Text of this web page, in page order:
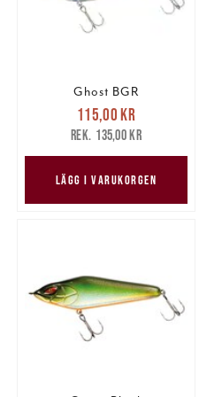
Ghost BGR
Nuvarande pris
115,00 krTidigare pris
135,00 kr
115,00 kr
135,00 kr
LÄGG I VARUKORGEN